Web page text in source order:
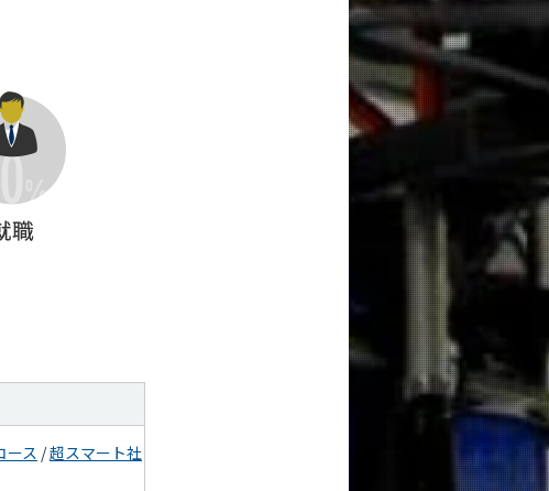
ース /超スマート社